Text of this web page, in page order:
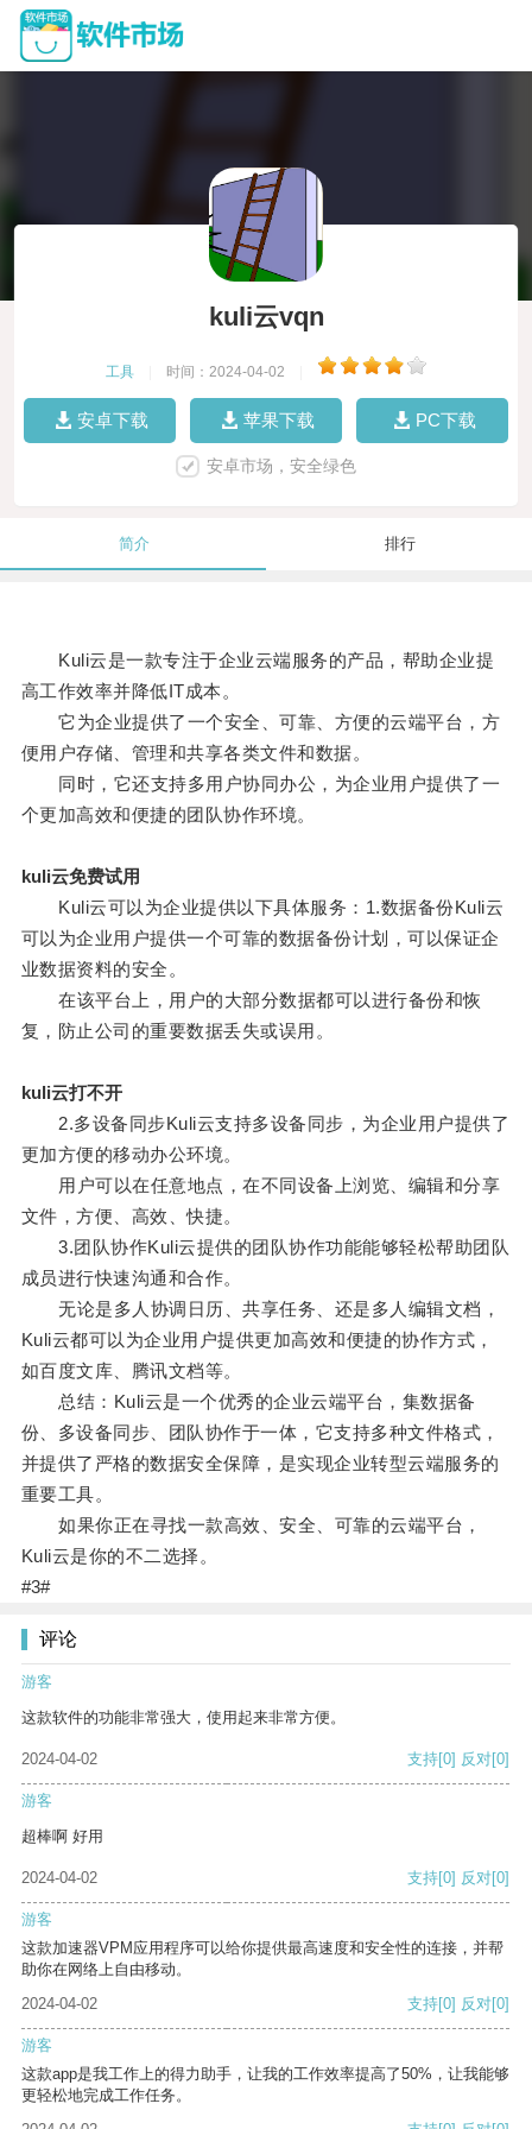
kuli云vqn
工具 时间：2024-04-02
安卓下载 苹果下载 PC下载
安卓市场，安全绿色
简介 排行
Kuli云是一款专注于企业云端服务的产品，帮助企业提
高工作效率并降低IT成本。
它为企业提供了一个安全、可靠、方便的云端平台，方
便用户存储、管理和共享各类文件和数据。
同时，它还支持多用户协同办公，为企业用户提供了一
个更加高效和便捷的团队协作环境。
kuli云免费试用
Kuli云可以为企业提供以下具体服务：1.数据备份Kuli云
可以为企业用户提供一个可靠的数据备份计划，可以保证企
业数据资料的安全。
在该平台上，用户的大部分数据都可以进行备份和恢
复，防止公司的重要数据丢失或误用。
kuli云打不开
2.多设备同步Kuli云支持多设备同步，为企业用户提供了
更加方便的移动办公环境。
用户可以在任意地点，在不同设备上浏览、编辑和分享
文件，方便、高效、快捷。
3.团队协作Kuli云提供的团队协作功能能够轻松帮助团队
成员进行快速沟通和合作。
无论是多人协调日历、共享任务、还是多人编辑文档，
Kuli云都可以为企业用户提供更加高效和便捷的协作方式，
如百度文库、腾讯文档等。
总结：Kuli云是一个优秀的企业云端平台，集数据备
份、多设备同步、团队协作于一体，它支持多种文件格式，
并提供了严格的数据安全保障，是实现企业转型云端服务的
重要工具。
如果你正在寻找一款高效、安全、可靠的云端平台，
Kuli云是你的不二选择。
#3#
评论
游客
这款软件的功能非常强大，使用起来非常方便。
2024-04-02 支持[0] 反对[0]
游客
超棒啊 好用
2024-04-02 支持[0] 反对[0]
游客
这款加速器VPM应用程序可以给你提供最高速度和安全性的连接，并帮
助你在网络上自由移动。
2024-04-02
支持[0] 反对[0]
游客
这款app是我工作上的得力助手，让我的工作效率提高了50%，让我能够
更轻松地完成工作任务。